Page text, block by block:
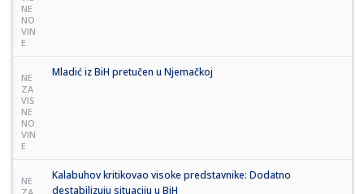
NE
NO
VIN
E
NE
ZA
VIS
NE
NO
VIN
E
Mladić iz BiH pretučen u Njemačkoj
NE
Kalabuhov kritikovao visoke predstavnike: Dodatno
destabilizuju situaciju u BiH